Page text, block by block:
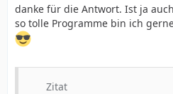
danke für die Antwort. Ist ja
so tolle Programme bin ich
Zitat